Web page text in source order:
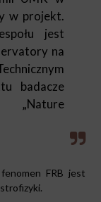
w projekt.
jest
na
badacze
„Nature
FRB jest